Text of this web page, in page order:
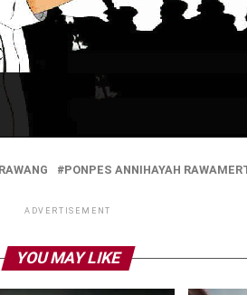
PONPES ANNIHAYAH
ADVERTISEMENT
YOU MAY LIKE